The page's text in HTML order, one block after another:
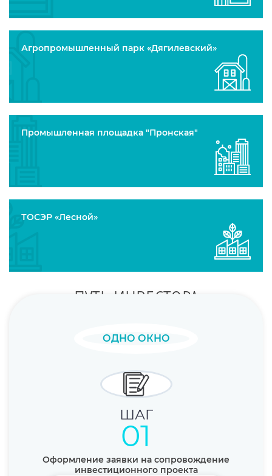
Агропромышленный парк «Дягилевский»
Промышленная площадка "Пронская"
ТОСЭР «Лесной»
ПУТЬ ИНВЕСТОРА
ОДНО ОКНО
01
Оформление заявки на сопровождение
инвестиционного проекта